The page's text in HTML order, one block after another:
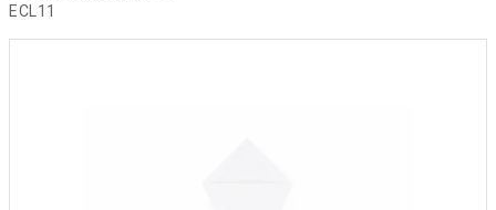
ECL11